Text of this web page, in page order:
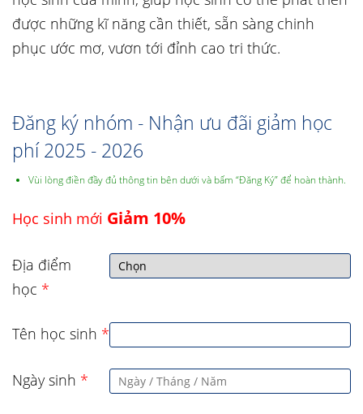
được những kĩ năng cần thiết, sẵn sàng chinh
phục ước mơ, vươn tới đỉnh cao tri thức.
Đăng ký nhóm - Nhận ưu đãi giảm học
phí 2025 - 2026
Vùi lòng điền đầy đủ thông tin bên dưới và bấm “Đăng Ký” để hoàn thành.
Học sinh mới Giảm 10%
Địa điểm
học *
Tên học sinh *
Ngày sinh *